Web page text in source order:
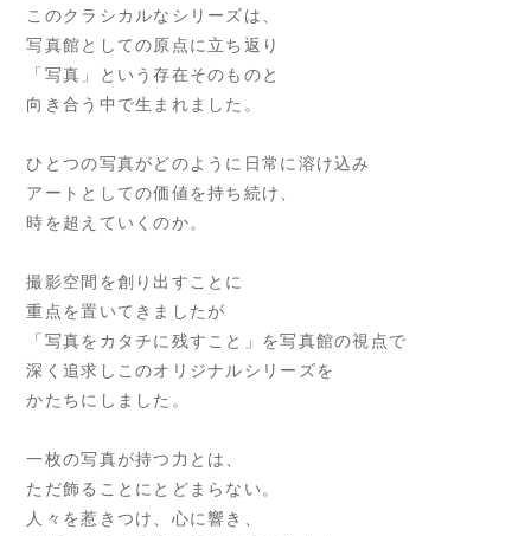
このクラシカルなシリーズは、
写真館としての原点に立ち返り
「写真」という存在そのものと
向き合う中で生まれました。
ひとつの写真がどのように日常に溶け込み
アートとしての価値を持ち続け、
時を超えていくのか。
撮影空間を創り出すことに
重点を置いてきましたが
「写真をカタチに残すこと」を写真館の視点で
深く追求しこのオリジナルシリーズを
かたちにしました。
一枚の写真が持つ力とは、
ただ飾ることにとどまらない。
人々を惹きつけ、心に響き、